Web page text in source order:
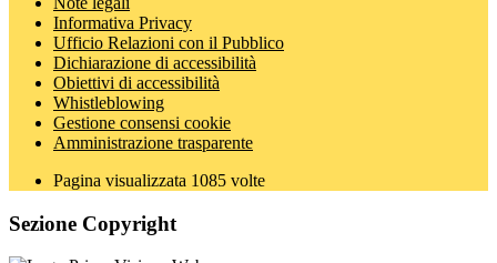
Informativa Privacy
Ufficio Relazioni con il Pubblico
Dichiarazione di accessibilità
Obiettivi di accessibilità
Whistleblowing
Gestione consensi cookie
Amministrazione trasparente
Pagina visualizzata 1085 volte
Sezione Copyright